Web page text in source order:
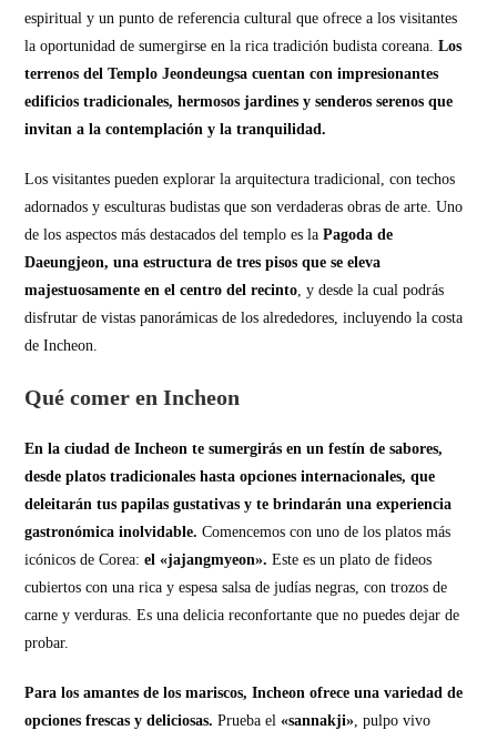
espiritual y un punto de referencia cultural que ofrece a los visitantes
la oportunidad de sumergirse en la rica tradición budista coreana. Los
terrenos del Templo Jeondeungsa cuentan con impresionantes
edificios tradicionales, hermosos jardines y senderos serenos que
invitan a la contemplación y la tranquilidad.
Los visitantes pueden explorar la arquitectura tradicional, con techos
adornados y esculturas budistas que son verdaderas obras de arte. Uno
de los aspectos más destacados del templo es laPagoda de
Daeungjeon, una estructura de tres pisos que se eleva
majestuosamente en el centro del recinto , y desde la cual podrás
disfrutar de vistas panorámicas de los alrededores, incluyendo la costa
de Incheon.
Qué comer en Incheon
En la ciudad de Incheon te sumergirás en un festín de sabores,
desde platos tradicionales hasta opciones internacionales, que
deleitarán tus papilas gustativas y te brindarán una experiencia
gastronómica inolvidable. Comencemos con uno de los platos más
icónicos de Corea: el «jajangmyeon». Este es un plato de fideos
cubiertos con una rica y espesa salsa de judías negras, con trozos de
carne y verduras. Es una delicia reconfortante que no puedes dejar de
probar.
Para los amantes de los mariscos, Incheon ofrece una variedad de
opciones frescas y deliciosas. Prueba el«sannakji» , pulpo vivo